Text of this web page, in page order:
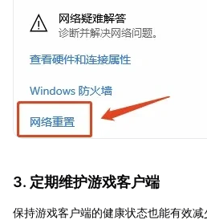
3. 定期维护游戏客户端
保持游戏客户端的健康状态也能有效减